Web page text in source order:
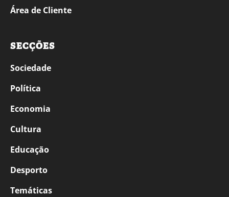
Área de Cliente
SECÇÕES
Sociedade
Política
Economia
Cultura
Educação
Desporto
Temáticas